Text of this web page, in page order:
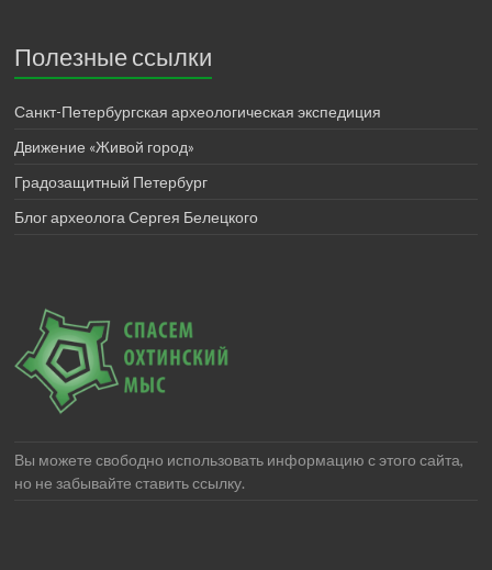
Полезные ссылки
Санкт-Петербургская археологическая экспедиция
Движение «Живой город»
Градозащитный Петербург
Блог археолога Сергея Белецкого
Вы можете свободно использовать информацию с этого сайта,
но не забывайте ставить ссылку.